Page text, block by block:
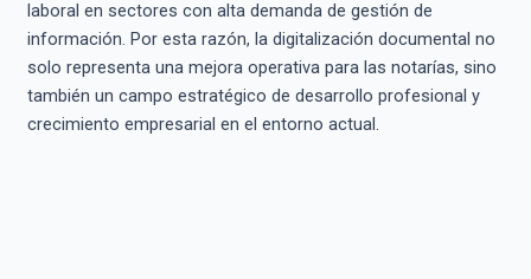
laboral en sectores con alta demanda de gestión de
información. Por esta razón, la digitalización documental no
solo representa una mejora operativa para las notarías, sino
también un campo estratégico de desarrollo profesional y
crecimiento empresarial en el entorno actual.